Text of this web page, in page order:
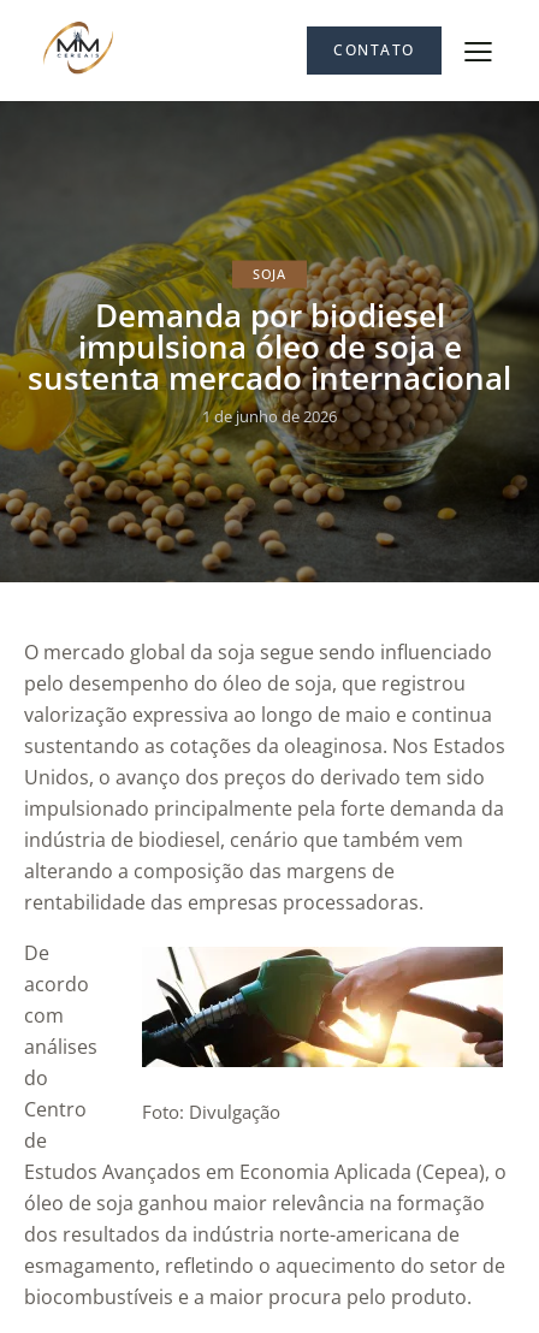
CONTATO
SOJA
Demanda por biodiesel
impulsiona óleo de soja e
sustenta mercado internacional
1 de junho de 2026
O mercado global da soja segue sendo influenciado
pelo desempenho do óleo de soja, que registrou
valorização expressiva ao longo de maio e continua
sustentando as cotações da oleaginosa. Nos Estados
Unidos, o avanço dos preços do derivado tem sido
impulsionado principalmente pela forte demanda da
indústria de biodiesel, cenário que também vem
alterando a composição das margens de
rentabilidade das empresas processadoras.
Foto: Divulgação
De
acordo
com
análises
do
Centro
de
Estudos Avançados em Economia Aplicada (Cepea), o
óleo de soja ganhou maior relevância na formação
dos resultados da indústria norte-americana de
esmagamento, refletindo o aquecimento do setor de
biocombustíveis e a maior procura pelo produto.